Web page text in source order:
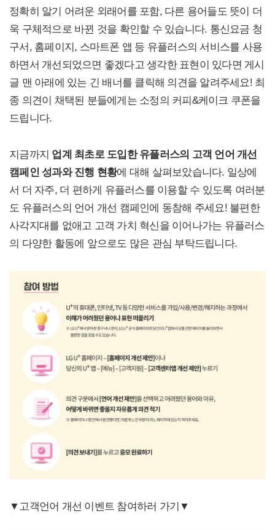
정확히 알기 어려운 외래어를 포함, 다른 용어들도 뜻이 더
욱 구체적으로 바뀐 것을 확인할 수 있습니다. 통신요금 청
구서, 홈페이지, 스마트폰 앱 등 유플러스의 서비스를 사용
하면서 개선되었으면 좋겠다고 생각한 표현이 있다면 게시
글 맨 아래에 있는 긴 배너를 클릭해 의견을 알려주세요! 최
종 의견이 채택된 분들에게는 소정의 커피&케이크 쿠폰을
드립니다.
지금까지 업계 최초로 도입한 유플러스의 고객 언어 개선
캠페인 성과와 진행 현황에 대해 살펴보았습니다. 일상에
서 더 자주, 더 편하게 유플러스를 이용할 수 있도록 여러분
도 유플러스의 언어 개선 캠페인에 동참해 주세요! 불편한
사각지대를 없애고 고객 가치 혁신을 이어나가는 유플러스
의 다양한 활동에 앞으로도 많은 관심 부탁드립니다.
▼고객언어 개선 이벤트 참여하러 가기▼